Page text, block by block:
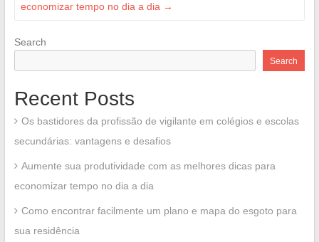
economizar tempo no dia a dia →
Search
Search
Recent Posts
Os bastidores da profissão de vigilante em colégios e escolas
secundárias: vantagens e desafios
Aumente sua produtividade com as melhores dicas para
economizar tempo no dia a dia
Como encontrar facilmente um plano e mapa do esgoto para
sua residência